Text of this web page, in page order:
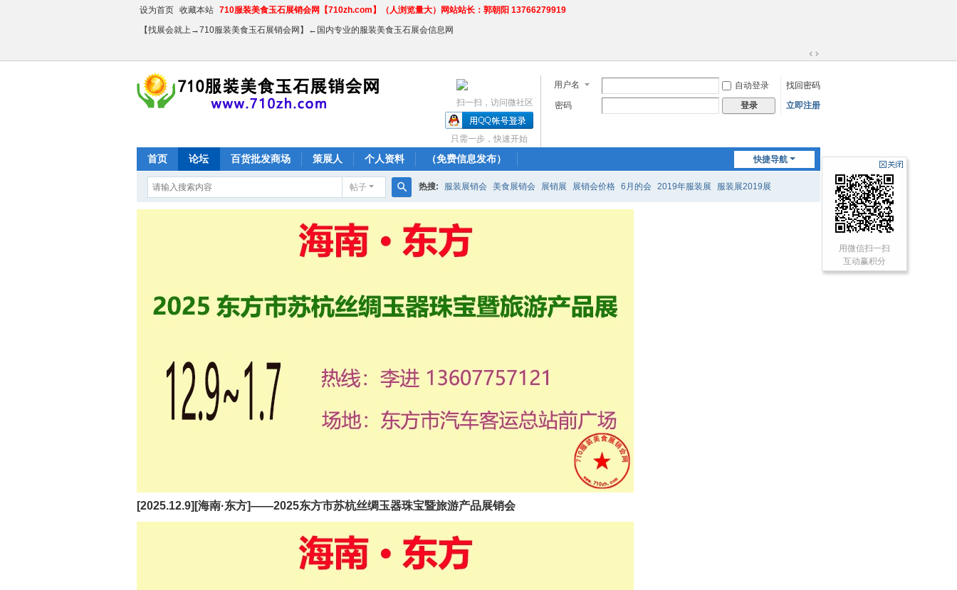
设为首页 收藏本站 710服装美食玉石展销会网【710zh.com】（人浏览量大）网站站长：郭朝阳 13766279919
【找展会就上→710服装美食玉石展销会网】←国内专业的服装美食玉石展会信息网
换
到
宽
用户名 自动登录
找回密码
密码
登录 立即注册
扫一扫，访问微社区
只需一步，快速开始
快捷导航
首页 论坛 百货批发商场 策展人 个人资料 （免费信息发布）
帖子
搜
索
热搜: 服装展销会 美食展销会 展销展 展销会价格 6月的会 2019年服装展 服装展2019展
[2025.12.9][海南·东方]——2025东方市苏杭丝绸玉器珠宝暨旅游产品展销会
用微信扫一扫
互动赢积分